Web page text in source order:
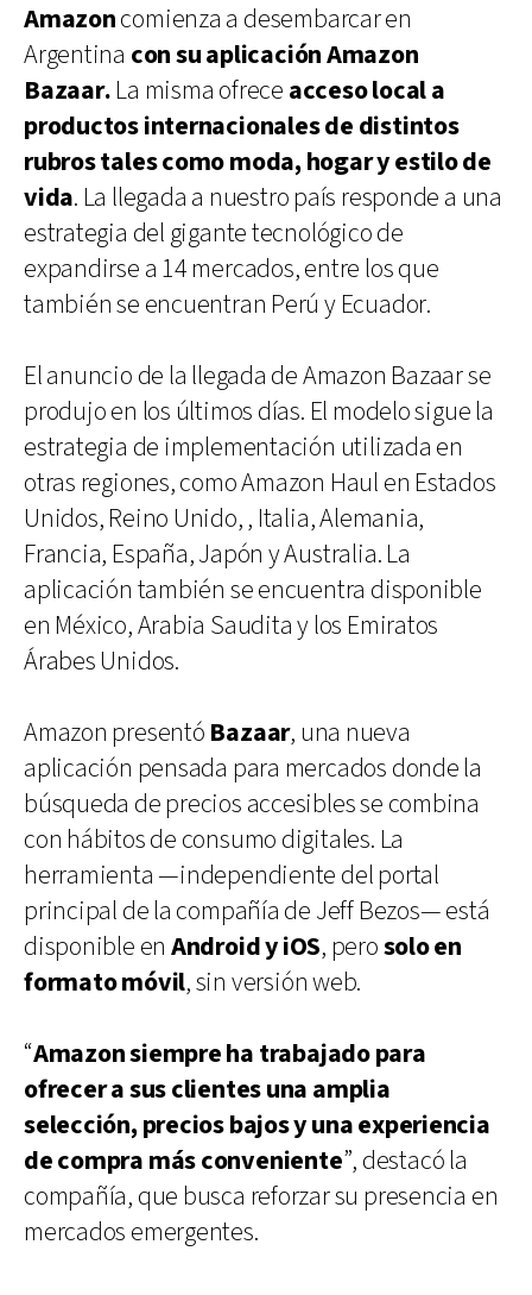
Amazoncomienza a desembarcar en
Argentina con su aplicación Amazon
Bazaar.La misma ofrece acceso local a
productos internacionales de distintos
rubros tales como moda, hogar y estilo de
vida. La llegada a nuestro país responde a una
estrategia del gigante tecnológico de
expandirse a 14 mercados, entre los que
también se encuentran Perú y Ecuador.
El anuncio de la llegada de Amazon Bazaar se
produjo en los últimos días. El modelo sigue la
estrategia de implementación utilizada en
otras regiones, como Amazon Haul en Estados
Unidos, Reino Unido, , Italia, Alemania,
Francia, España, Japón y Australia. La
aplicación también se encuentra disponible
en México, Arabia Saudita y los Emiratos
Árabes Unidos.
Amazon presentó Bazaar, una nueva
aplicación pensada para mercados donde la
búsqueda de precios accesibles se combina
con hábitos de consumo digitales. La
herramienta —independiente del portal
principal de la compañía de Jeff Bezos— está
disponible en Android y iOS, perosolo en
formato móvil, sin versión web.
“Amazon siempre ha trabajado para
ofrecer a sus clientes una amplia
selección, precios bajos y una experiencia
de compra más conveniente”, destacó la
compañía, que busca reforzar su presencia en
mercados emergentes.